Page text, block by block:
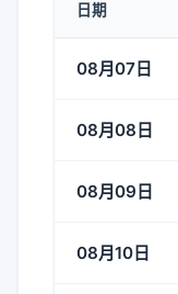
日期
08月07日
08月08日
08月09日
08月10日